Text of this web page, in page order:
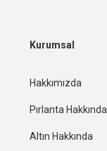
Kurumsal
Hakkımızda
Pırlanta Hakkında
Altın Hakkında